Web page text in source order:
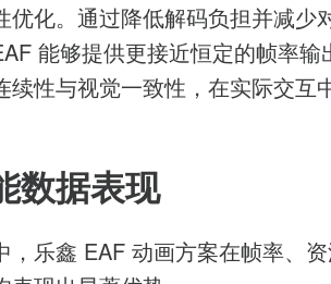
优化。通过降低解码负担并减少
能够提供更接近恒定的帧率输
续性与视觉一致性，在实际交互
数据表现
，乐鑫 EAF 动画方案在帧率、